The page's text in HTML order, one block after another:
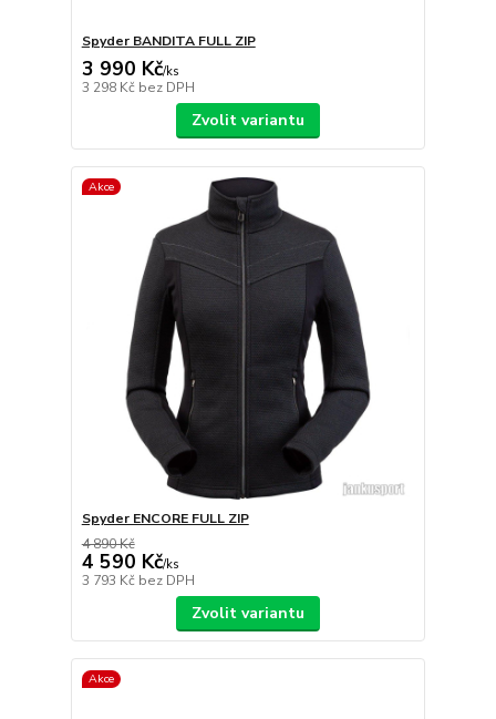
Spyder BANDITA FULL ZIP
3 990 Kč/ks
3 298 Kč bez DPH
Zvolit variantu
Akce
Spyder ENCORE FULL ZIP
4 890 Kč
4 590 Kč/ks
3 793 Kč bez DPH
Zvolit variantu
Akce